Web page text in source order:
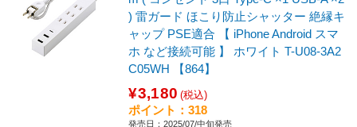
) 雷ガード ほこり防止シャッター 絶縁キ
ャップ PSE適合 【 iPhone Android スマ
ホ など接続可能 】 ホワイト T-U08-3A2
C05WH 【864】
¥3,180 (税込)
ポイント：318
発売日：2025/07/中旬発売